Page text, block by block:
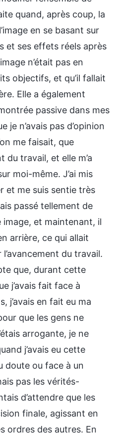
quand, après coup, la
en se basant sur
et ses effets réels après
n’était pas en
objectifs, et qu’il fallait
Elle a également
passive dans mes
je n’avais pas d’opinion
me faisait, que
du travail, et elle m’a
moi-même. J’ai mis
et me suis sentie très
passé tellement de
et maintenant, il
arrière, ce qui allait
du travail.
que, durant cette
j’avais fait face à
j’avais en fait eu ma
que les gens ne
arrogante, je ne
j’avais eu cette
doute ou face à un
pas les vérités-
d’attendre que les
finale, agissant en
ordres des autres. En